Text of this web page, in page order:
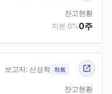
잔고현황
지분 0%0주
보고자: 신성학 차트
잔고현황